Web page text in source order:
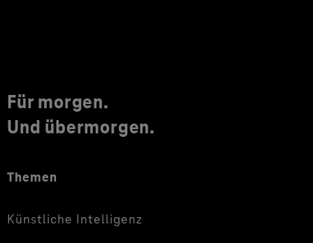
Für morgen.
Und übermorgen.
Themen
Künstliche Intelligenz